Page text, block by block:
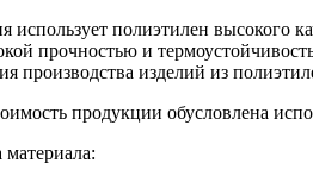
использует полиэтилен высокого
прочностью и
производства изделий из
продукции обусловлена